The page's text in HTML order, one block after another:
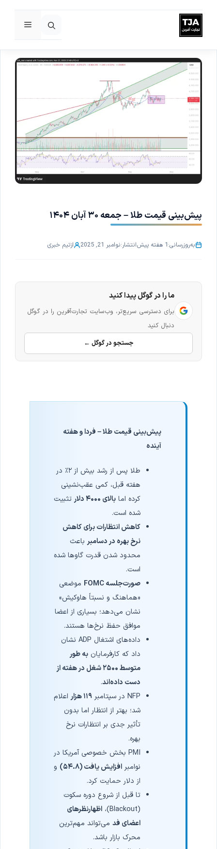
پرش
به
محتوا
فهرست
پیش‌بینی قیمت طلا – جمعه ۳۰ آبان ۱۴۰۴
به‌روزرسانی:1 هفته پیش انتشار:نوامبر 21, 2025 ازتیم خبری
ما را در گوگل پیدا کنید
برای دسترسی سریع‌تر، وب‌سایت تجارت‌آفرین را در گوگل
دنبال کنید
جستجو در گوگل ←
پیش‌بینی قیمت طلا – فردا و هفته
آینده
طلا پس از رشد بیش از ۲٪ در
هفته قبل، کمی عقب‌نشینی
کرده امابالای ۴۰۰۰ دلار
تثبیت
شده است.
کاهش انتظارات برای کاهش
نرخ بهره در دسامبر باعث
محدود شدن قدرت گاوها شده
است.
صورت‌جلسه FOMC
موضعی
«هماهنگ و نسبتاً هاوکیش»
نشان می‌دهد؛ بسیاری از اعضا
موافق حفظ نرخ‌ها هستند.
داده‌های اشتغال ADP نشان
داد که کارفرمایانبه طور
متوسط ۲۵۰۰ شغل در هفته از
دست داده‌اند.
NFP در سپتامبر
۱۱۹ هزار
اعلام
شد؛ بهتر از انتظار اما بدون
تأثیر جدی بر انتظارات نرخ
بهره.
PMI بخش خصوصی آمریکا در
نوامبرافزایش یافت (۵۴.۸)
و
از دلار حمایت کرد.
تا قبل از شروع دوره سکوت
(Blackout)،
اظهارنظرهای
اعضای فد می‌تواند مهم‌ترین
محرک بازار باشد.